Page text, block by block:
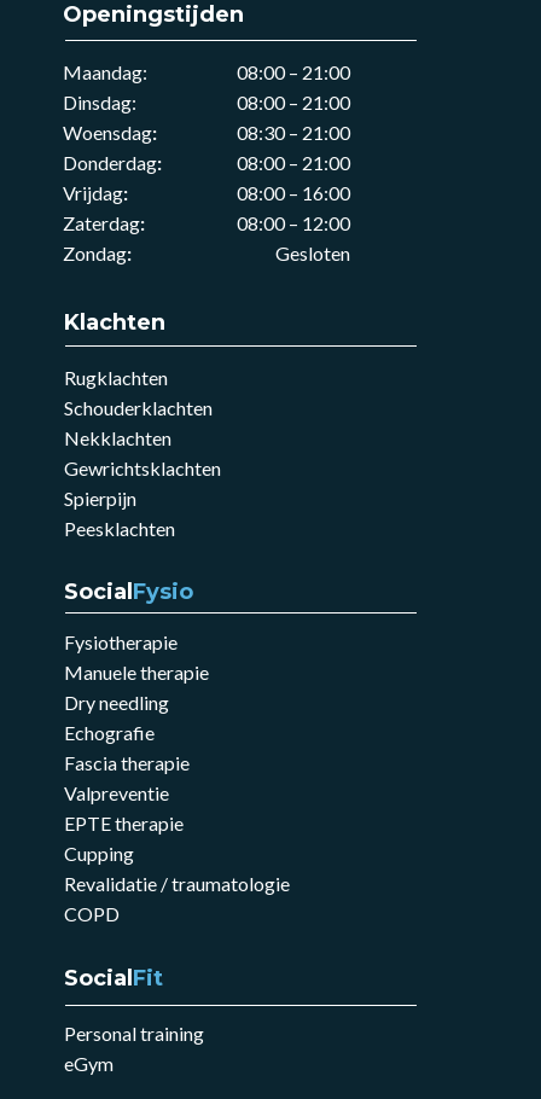
Openingstijden
Maandag:
08:00 – 21:00
Dinsdag:
08:00 – 21:00
Woensdag:
08:30 – 21:00
Donderdag:
08:00 – 21:00
Vrijdag:
08:00 – 16:00
Zaterdag:
08:00 – 12:00
Zondag: Gesloten
Klachten
Rugklachten
Schouderklachten
Nekklachten
Gewrichtsklachten
Spierpijn
Peesklachten
Social Fysio
Fysiotherapie
Manuele therapie
Dry needling
Echografie
Fascia therapie
Valpreventie
EPTE therapie
Cupping
Revalidatie / traumatologie
COPD
Social Fit
Personal training
eGym